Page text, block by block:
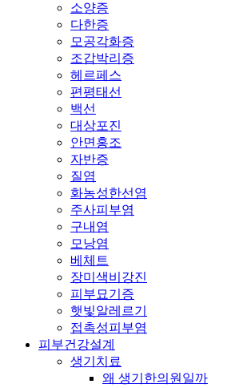
소양증
다한증
모공각화증
조갑박리증
헤르페스
편평태선
백선
대상포진
안면홍조
자반증
질염
화농성한선염
주사피부염
구내염
모낭염
베체트
장미색비강진
피부묘기증
햇빛알레르기
접촉성피부염
피부건강설계
생기치료
왜 생기한의원일까